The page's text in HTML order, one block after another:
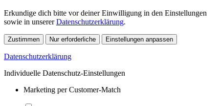
Erkundige dich bitte vor deiner Einwilligung in den Einstellungen
sowie in unsererDatenschutzerklärung.
Zustimmen Nur erforderliche Einstellungen anpassen
Datenschutzerklärung
Individuelle Datenschutz-Einstellungen
Marketing per Customer-Match